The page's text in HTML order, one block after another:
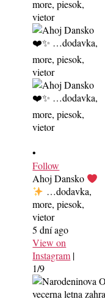
•
Follow
Ahoj Dansko
…dodavka,
more, piesok,
vietor
5 dní ago
View on
Instagram |
1/9